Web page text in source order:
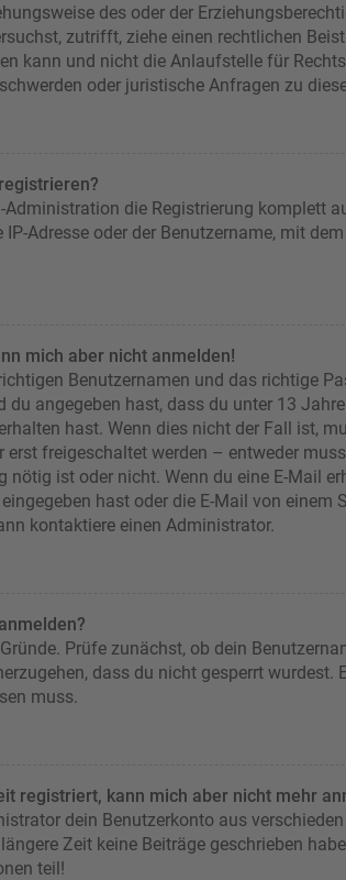
des oder der
zutrifft, ziehe einen rechtlichen
kann und nicht die Anlaufstelle für
oder juristische Anfragen zu
Administration die Registrierung komplett
Adresse oder der Benutzername, mit
mich aber nicht anmelden!
Benutzernamen und das richtige
du angegeben hast, dass du unter 13
hast. Wenn dies nicht der Fall ist,
erst freigeschaltet werden – entweder
nötig ist oder nicht. Wenn du eine E-Mail
hast oder die E-Mail von
kontaktiere einen Administrator.
Prüfe zunächst, ob dein
dass du nicht gesperrt
muss.
registriert, kann mich aber nicht mehr
dein Benutzerkonto aus
Zeit keine Beiträge geschrieben
teil!